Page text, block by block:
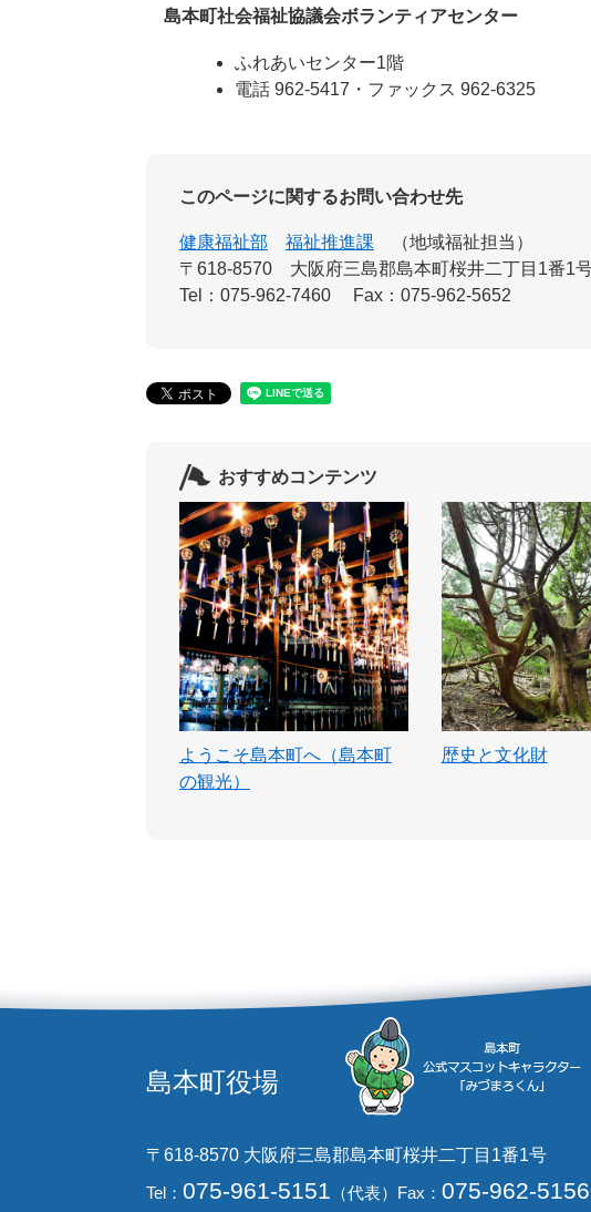
島本町社会福祉協議会ボランティアセンター
ふれあいセンター1階
電話 962-5417・ファックス 962-6325
このページに関するお問い合わせ先
健康福祉部 福祉推進課
地域福祉担当
〒618-8570
大阪府三島郡島本町桜井二丁目1番1
Tel：075-962-7460
Fax：075-962-5652
おすすめコンテンツ
ようこそ島本町へ（島本町
の観光）
歴史と文化財
島本町役場
〒618-8570 大阪府三島郡島本町桜井二丁目1番1号
Tel： 075-961-5151 （代表） Fax： 075-962-5156